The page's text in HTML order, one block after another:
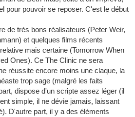
pour pouvoir se reposer. C'est le début
de très bons réalisateurs (Peter Weir,
et quelques films récents
mais certaine (Tomorrow When
Ones). Ce The Clinic ne sera
réussite encore moins une claque, la
trop sage (malgré les faits
dispose d'un scripte assez léger (il
simple, il ne dévie jamais, laissant
D'autre part, il y a des éléments